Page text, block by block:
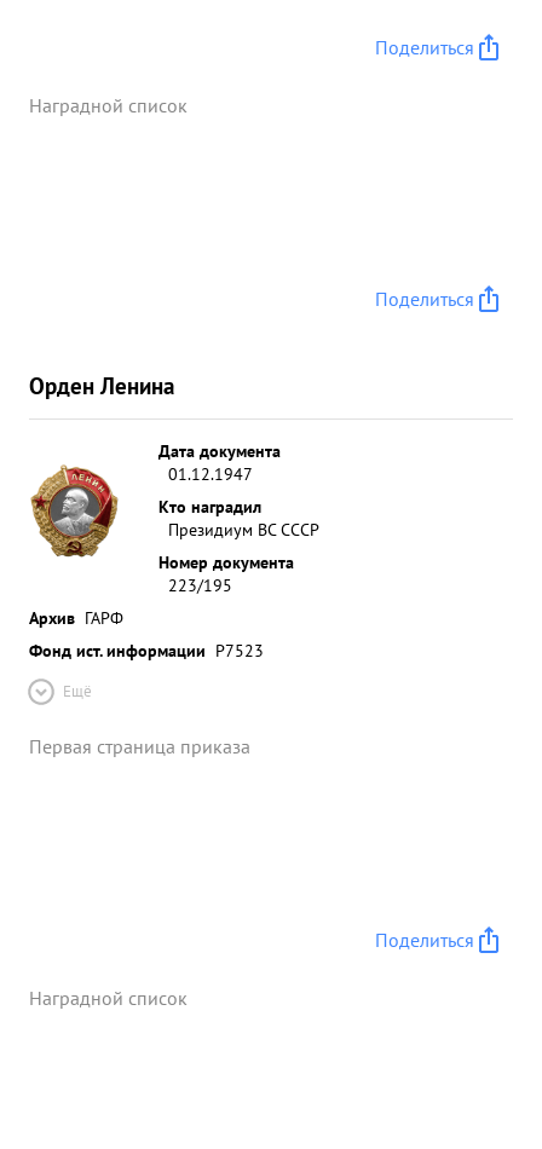
Поделиться
Наградной список
Поделиться
Орден Ленина
Дата документа
01.12.1947
Кто наградил
Президиум ВС СССР
Номер документа
223/195
Архив ГАРФ
Фонд ист. информации Р7523
Ещё
Первая страница приказа
Поделиться
Наградной список